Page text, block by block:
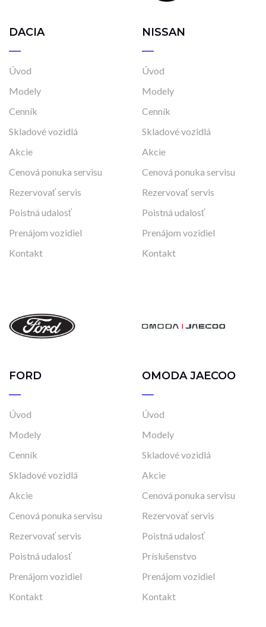
DACIA
Úvod
Modely
Cenník
Skladové vozidlá
Akcie
Cenová ponuka servisu
Rezervovať servis
Poistná udalosť
Prenájom vozidiel
Kontakt
NISSAN
Úvod
Modely
Cenník
Skladové vozidlá
Akcie
Cenová ponuka servisu
Rezervovať servis
Poistná udalosť
Prenájom vozidiel
Kontakt
FORD
Úvod
Modely
Cenník
Skladové vozidlá
Akcie
Cenová ponuka servisu
Rezervovať servis
Poistná udalosť
Prenájom vozidiel
Kontakt
OMODA JAECOO
Úvod
Modely
Skladové vozidlá
Akcie
Cenová ponuka servisu
Rezervovať servis
Poistná udalosť
Príslušenstvo
Prenájom vozidiel
Kontakt